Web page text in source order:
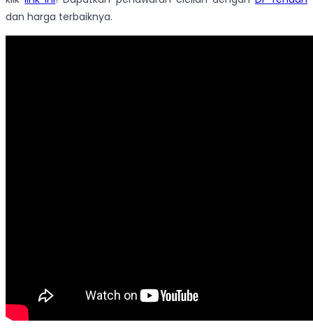
dan harga terbaiknya.